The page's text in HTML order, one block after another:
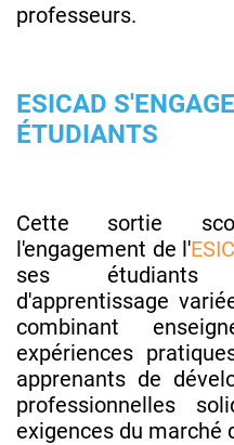
professeurs.
ESICAD
ÉTUDIANTS
Cette sortie
l'engagement de l'
ses étudiants
d'apprentissage
combinant
expériences
apprenants de
professionnelles
exigences du marché